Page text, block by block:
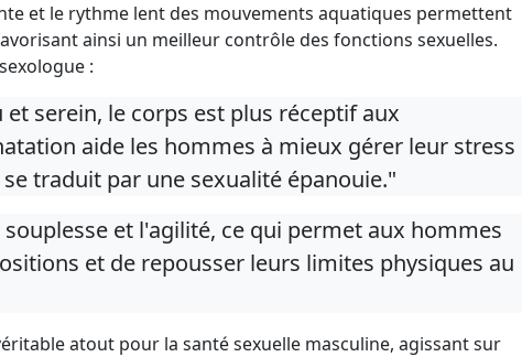
et le rythme lent des mouvements aquatiques permettent
ainsi un meilleur contrôle des fonctions sexuelles.
:
serein, le corps est plus réceptif aux
aide les hommes à mieux gérer leur stress
traduit par une sexualité épanouie."
et l'agilité, ce qui permet aux hommes
et de repousser leurs limites physiques au
atout pour la santé sexuelle masculine, agissant sur